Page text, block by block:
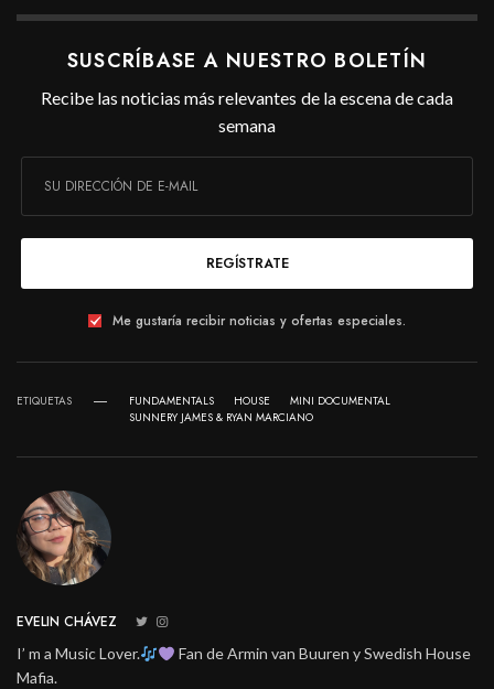
SUSCRÍBASE A NUESTRO BOLETÍN
Recibe las noticias más relevantes de la escena de cada
semana
REGÍSTRATE
Me gustaría recibir noticias y ofertas especiales.
ETIQUETAS FUNDAMENTALS HOUSE
MINI DOCUMENTAL
SUNNERY JAMES & RYAN MARCIANO
EVELIN CHÁVEZ
I’ m a Music Lover.
Fan de Armin van Buuren y Swedish House
Mafia.